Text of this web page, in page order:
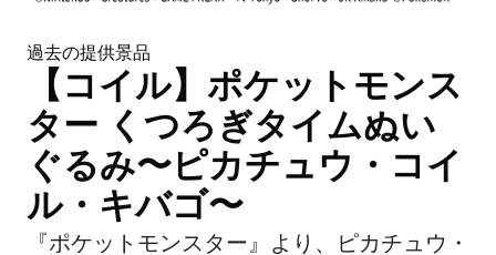
過去の提供景品
【コイル】ポケットモンス
ター くつろぎタイムぬい
ぐるみ〜ピカチュウ・コイ
ル・キバゴ〜
『ポケットモンスター』より、ピカチュウ・